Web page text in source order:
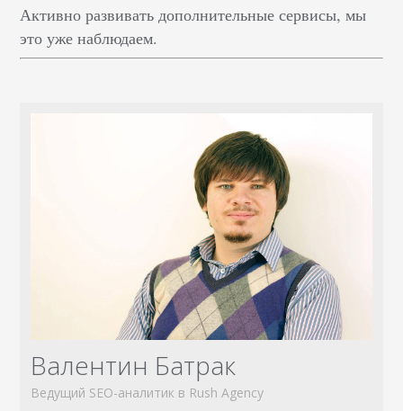
Активно развивать дополнительные сервисы, мы
это уже наблюдаем.
Валентин Батрак
Ведущий SEO-аналитик в Rush Agency